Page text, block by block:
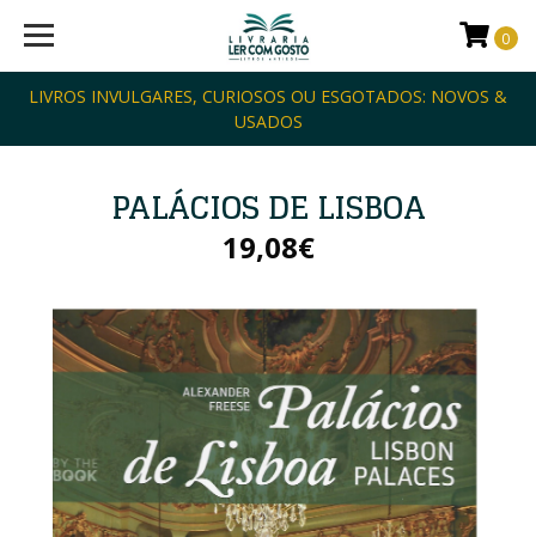
LIVROS INVULGARES, CURIOSOS OU ESGOTADOS: NOVOS &
USADOS
0
PALÁCIOS DE LISBOA
19,08€